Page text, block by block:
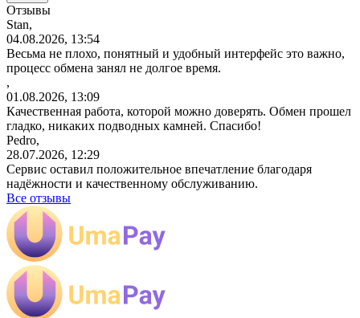
Отзывы
Stan,
04.08.2026, 13:54
Весьма не плохо, понятный и удобный интерфейс это важно,
процесс обмена занял не долгое время.
,
01.08.2026, 13:09
Качественная работа, которой можно доверять. Обмен прошел
гладко, никаких подводных камней. Спасибо!
Pedro,
28.07.2026, 12:29
Сервис оставил положительное впечатление благодаря
надёжности и качественному обслуживанию.
Все отзывы